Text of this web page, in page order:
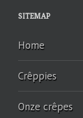
SITEMAP
Home
Crêppies
Onze crêpes